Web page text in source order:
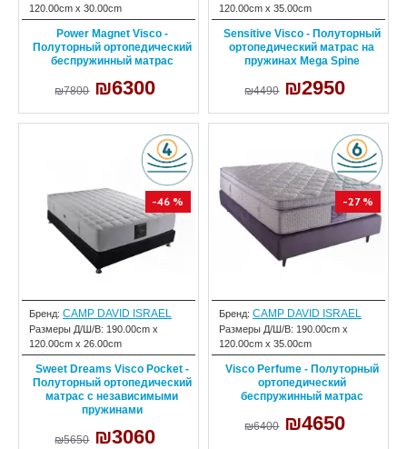
120.00cm x 30.00cm
Power Magnet Visco -
Полуторный ортопедический
беспружинный матрас
₪7800 ₪6300
120.00cm x 35.00cm
Sensitive Visco - Полуторный
ортопедический матрас на
пружинах Mega Spine
₪4490 ₪2950
-46 %
Бренд: CAMP DAVID ISRAEL
Размеры Д/Ш/В: 190.00cm x
120.00cm x 26.00cm
Sweet Dreams Visco Pocket -
Полуторный ортопедический
матрас с независимыми
пружинами
₪5650 ₪3060
-27 %
Бренд: CAMP DAVID ISRAEL
Размеры Д/Ш/В: 190.00cm x
120.00cm x 35.00cm
Visco Perfume - Полуторный
ортопедический
беспружинный матрас
₪6400 ₪4650